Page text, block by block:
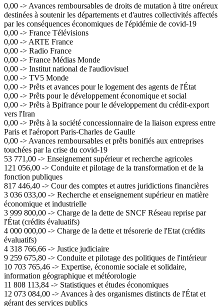
0,00 -> Avances remboursables de droits de mutation à titre onéreux
destinées à soutenir les départements et d'autres collectivités affectés
par les conséquences économiques de l'épidémie de covid-19
0,00 -> France Télévisions
0,00 -> ARTE France
0,00 -> Radio France
0,00 -> France Médias Monde
0,00 -> Institut national de l'audiovisuel
0,00 -> TV5 Monde
0,00 -> Prêts et avances pour le logement des agents de l'État
0,00 -> Prêts pour le développement économique et social
0,00 -> Prêts à Bpifrance pour le développement du crédit-export
vers l'Iran
0,00 -> Prêts à la société concessionnaire de la liaison express entre
Paris et l'aéroport Paris-Charles de Gaulle
0,00 -> Avances remboursables et prêts bonifiés aux entreprises
touchées par la crise du covid-19
53 771,00 -> Enseignement supérieur et recherche agricoles
121 056,00 -> Conduite et pilotage de la transformation et de la
fonction publiques
817 446,40 -> Cour des comptes et autres juridictions financières
3 036 033,00 -> Recherche et enseignement supérieur en matière
économique et industrielle
3 999 800,00 -> Charge de la dette de SNCF Réseau reprise par
l'État (crédits évaluatifs)
4 000 000,00 -> Charge de la dette et trésorerie de l'Etat (crédits
évaluatifs)
4 318 766,66 -> Justice judiciaire
9 259 675,80 -> Conduite et pilotage des politiques de l'intérieur
10 703 765,46 -> Expertise, économie sociale et solidaire,
information géographique et météorologie
11 808 113,84 -> Statistiques et études économiques
12 073 084,00 -> Avances à des organismes distincts de l'État et
gérant des services publics